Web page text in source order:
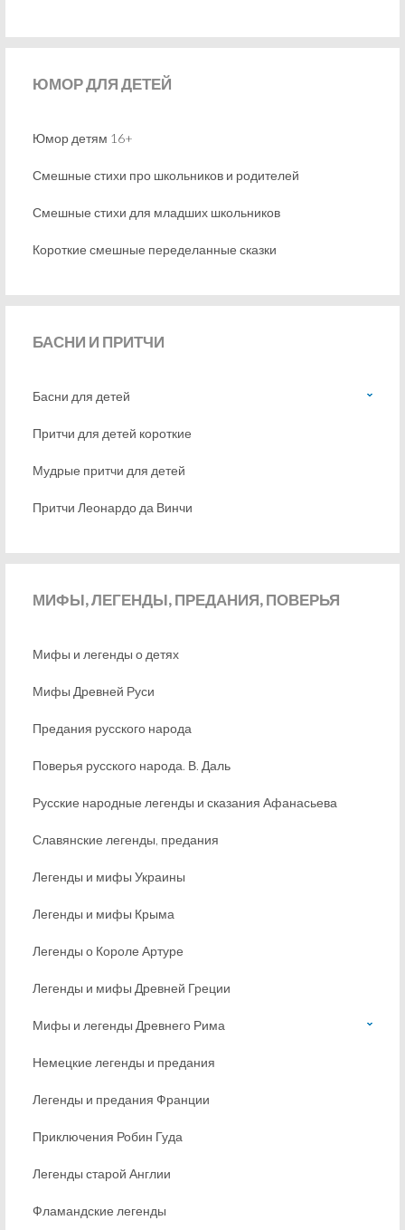
ЮМОРДЛЯ ДЕТЕЙ
Юмор детям 16+
Смешные стихи про школьников и родителей
Смешные стихи для младших школьников
Короткие смешные переделанные сказки
БАСНИ И ПРИТЧИ
Басни для детей
Притчи для детей короткие
Мудрые притчи для детей
Притчи Леонардо да Винчи
МИФЫ,ЛЕГЕНДЫ, ПРЕДАНИЯ, ПОВЕРЬЯ
Мифы и легенды о детях
Мифы Древней Руси
Предания русского народа
Поверья русского народа. В. Даль
Русские народные легенды и сказания Афанасьева
Славянские легенды, предания
Легенды и мифы Украины
Легенды и мифы Крыма
Легенды о Короле Артуре
Легенды и мифы Древней Греции
Мифы и легенды Древнего Рима
Немецкие легенды и предания
Легенды и предания Франции
Приключения Робин Гуда
Легенды старой Англии
Фламандские легенды